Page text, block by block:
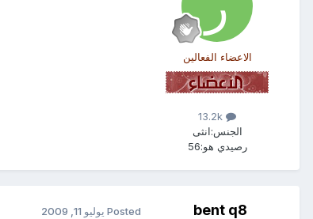
الاعضاء الفعالين
الجنس:انثى
رصيدي هو:56
bent q8
Posted يوليو 11, 2009